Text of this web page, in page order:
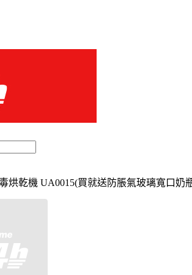
烘乾機 UA0015(買就送防脹氣玻璃寬口奶